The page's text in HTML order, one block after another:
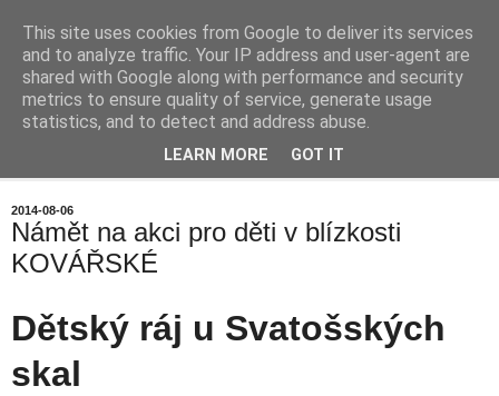
Chalupa na horách
2014-08-06
Námět na akci pro děti v blízkosti
KOVÁŘSKÉ
Dětský ráj u Svatošských
skal
This site uses cookies from Google to deliver its services
and to analyze traffic. Your IP address and user-agent are
shared with Google along with performance and security
metrics to ensure quality of service, generate usage
statistics, and to detect and address abuse.
LEARN MORE GOT IT